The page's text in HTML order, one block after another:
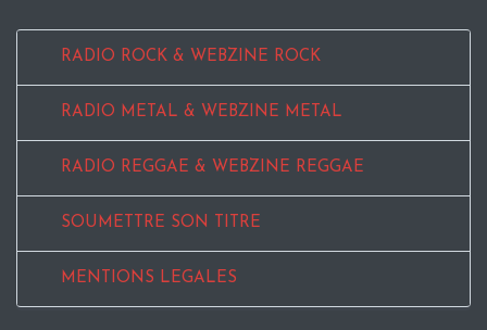
RADIO ROCK & WEBZINE ROCK
RADIO METAL & WEBZINE METAL
RADIO REGGAE & WEBZINE REGGAE
SOUMETTRE SON TITRE
MENTIONS LEGALES